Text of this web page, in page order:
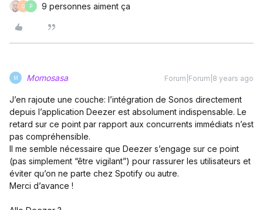
O P 9 personnes aiment ça
M Momosasa Forum|Forum|8 years ago
J’en rajoute une couche: l’intégration de Sonos directement
depuis l’application Deezer est absolument indispensable. Le
retard sur ce point par rapport aux concurrents immédiats n’est
pas compréhensible.
Il me semble nécessaire que Deezer s’engage sur ce point
(pas simplement “être vigilant”) pour rassurer les utilisateurs et
éviter qu’on ne parte chez Spotify ou autre.
Merci d’avance !